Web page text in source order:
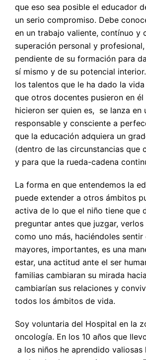
que eso sea posible el educador
un serio compromiso. Debe
en un trabajo valiente, contínuo y
superación personal y
pendiente de su formación para
sí mismo y de su potencial
los talentos que le ha dado la
que otros docentes pusieron en él
hicieron ser quien es, se lanza en
responsable y consciente a
que la educación adquiera un
(dentro de las circunstancias que
y para que la rueda-cadena
La forma en que entendemos la
puede extender a otros ámbitos
activa de lo que el niño tiene que
preguntar antes que juzgar,
como uno más, haciéndoles sentir
mayores, importantes, es una
estar, una actitud ante el ser
familias cambiaran su mirada
cambiarían sus relaciones y
todos los ámbitos de vida.
Soy voluntaria del Hospital en la
oncología. En los 10 años que
a los niños he aprendido valiosas